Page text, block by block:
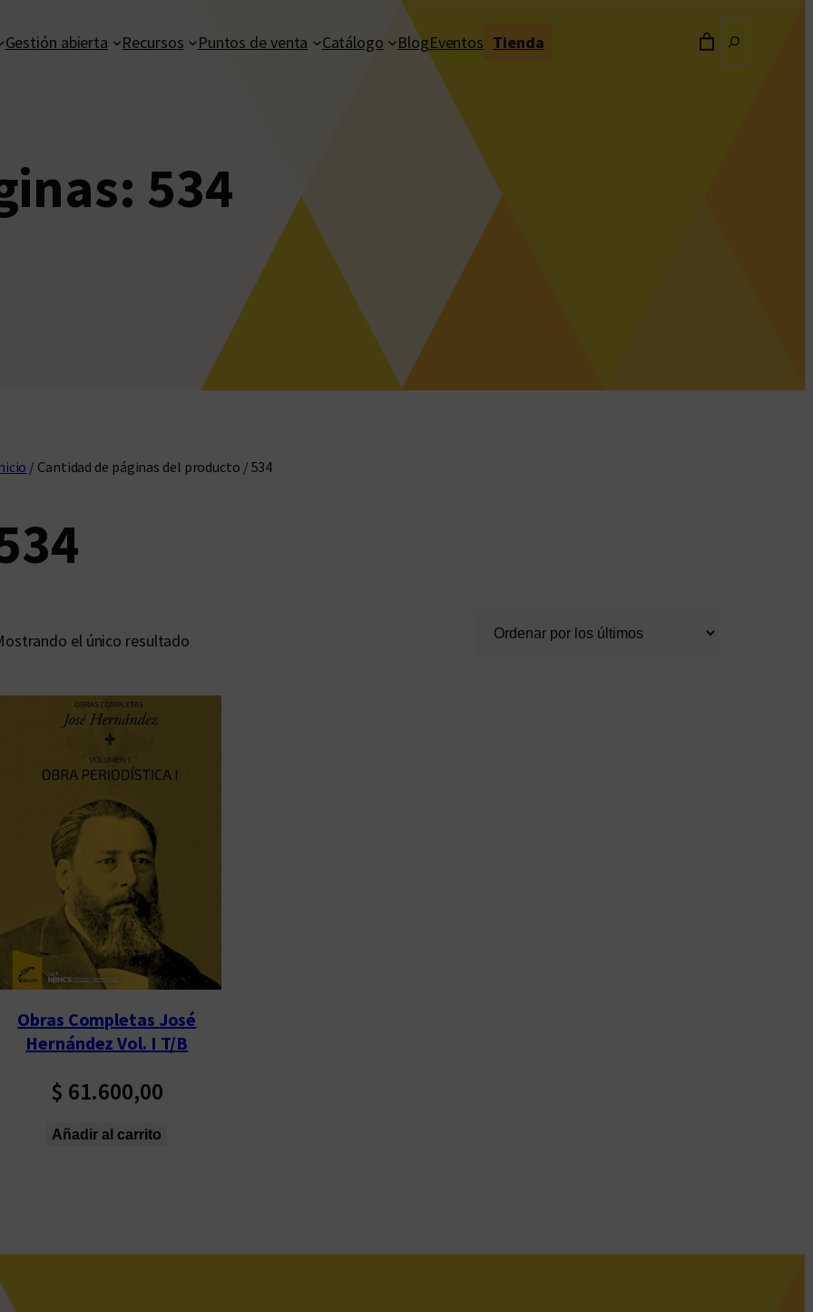
Gestión abierta Recursos Puntos de venta Catálogo BlogEventos Tienda
534
/ Cantidad de páginas del producto / 534
el único resultado
Obras Completas José
Hernández Vol. I T/B
$ 61.600,00
Añadir al carrito